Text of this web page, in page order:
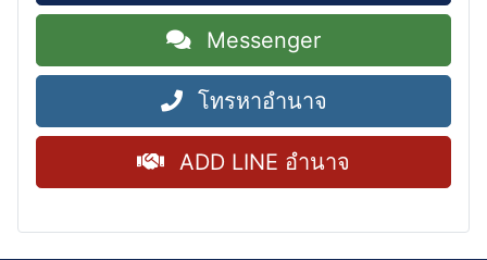
Messenger
โทรหาอำนาจ
ADD LINE อำนาจ